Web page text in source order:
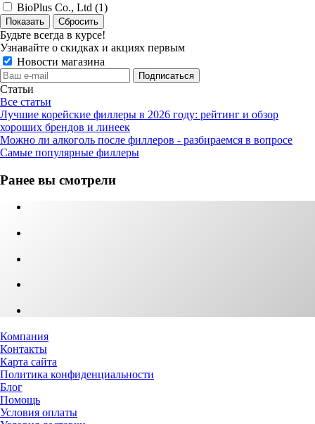
BioPlus Co., Ltd (1)
Сбросить
Будьте всегда в курсе!
Узнавайте о скидках и акциях первым
Новости магазина
Статьи
Все статьи
Лучшие корейские филлеры в 2026 году: рейтинг и обзор
хороших брендов и линеек
Можно ли алкоголь после филлеров - разбираемся в вопросе
Самые популярные филлеры
Ранее вы смотрели
Компания
Контакты
Карта сайта
Политика конфиденциальности
Блог
Помощь
Условия оплаты